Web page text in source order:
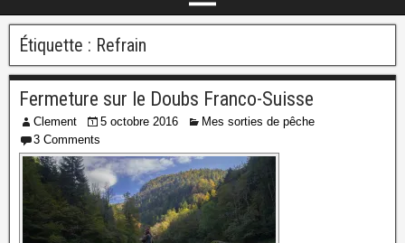
Étiquette : Refrain
Fermeture sur le Doubs Franco-Suisse
Clement 5 octobre 2016
Mes sorties de pêche
3 Comments